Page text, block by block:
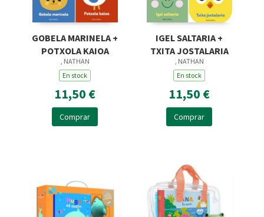
GOBELA MARINELA +
POTXOLA KAIOA
, NATHAN
En stock
11,50 €
Comprar
IGEL SALTARIA +
TXITA JOSTALARIA
, NATHAN
En stock
11,50 €
Comprar